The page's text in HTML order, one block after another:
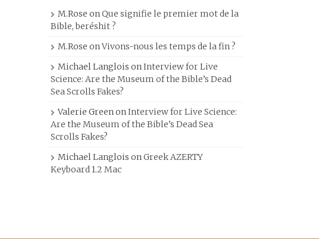
M.Rose onQue signifie le premier mot de la
Bible, beréshit ?
M.Rose onVivons-nous les temps de la fin ?
Michael Langlois onInterview for Live
Science: Are the Museum of the Bible’s Dead
Sea Scrolls Fakes?
Valerie GreenonInterview for Live Science:
Are the Museum of the Bible’s Dead Sea
Scrolls Fakes?
Michael Langlois onGreek AZERTY
Keyboard 1.2 Mac